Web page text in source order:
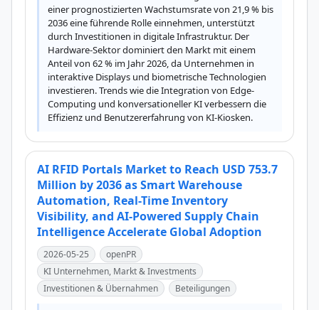
einer prognostizierten Wachstumsrate von 21,9 % bis
2036 eine führende Rolle einnehmen, unterstützt
durch Investitionen in digitale Infrastruktur. Der
Hardware-Sektor dominiert den Markt mit einem
Anteil von 62 % im Jahr 2026, da Unternehmen in
interaktive Displays und biometrische Technologien
investieren. Trends wie die Integration von Edge-
Computing und konversationeller KI verbessern die
Effizienz und Benutzererfahrung von KI-Kiosken.
AI RFID Portals Market to Reach USD 753.7
Million by 2036 as Smart Warehouse
Automation, Real-Time Inventory
Visibility, and AI-Powered Supply Chain
Intelligence Accelerate Global Adoption
2026-05-25
openPR
KI Unternehmen, Markt & Investments
Investitionen & Übernahmen
Beteiligungen